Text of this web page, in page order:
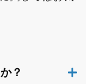
？